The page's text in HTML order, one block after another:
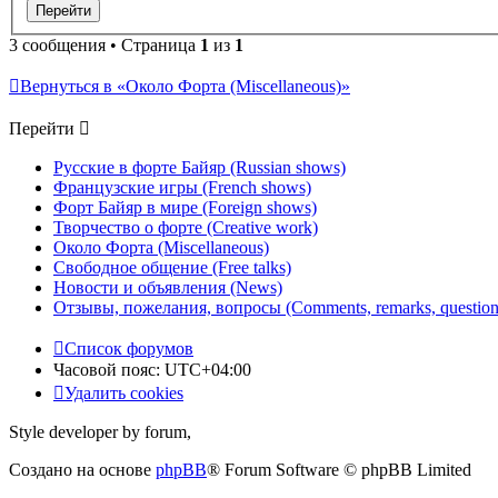
3 сообщения • Страница 1 из 1
Вернуться в «Около Форта (Miscellaneous)»
Перейти
Русские в форте Байяр (Russian shows)
Французские игры (French shows)
Форт Байяр в мире (Foreign shows)
Творчество о форте (Creative work)
Около Форта (Miscellaneous)
Свободное общение (Free talks)
Новости и объявления (News)
Отзывы, пожелания, вопросы (Comments, remarks,
Список форумов
Часовой пояс: UTC+04:00
Удалить cookies
Style developer by forum,
Создано на основе phpBB® Forum Software © phpBB Limited